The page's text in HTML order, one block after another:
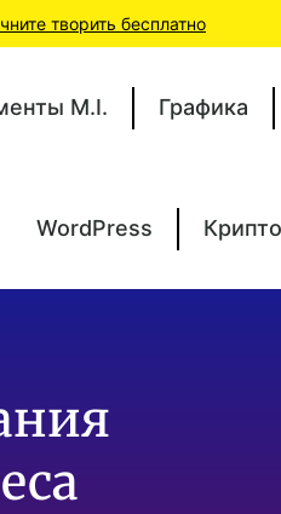
M.I. Графика
WordPress
творить бесплатно